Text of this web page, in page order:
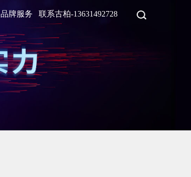
品牌服务 联系古柏-13631492728